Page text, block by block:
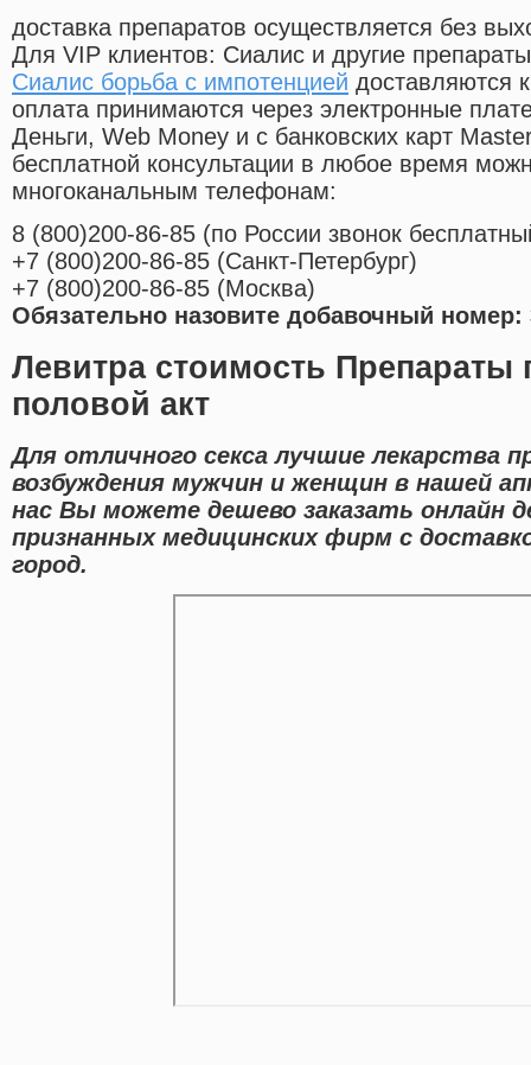
доставка препаратов осуществляется без
Для VIP клиентов: Сиалис и другие
Сиалис борьба с импотенцией доставляются
оплата принимаются через электронные
Деньги, Web Money и с банковских карт
бесплатной консультации в любое время
многоканальным телефонам:
8 (800)200-86-85 (по России звонок
+7 (800)200-86-85 (Санкт-Петербург)
+7 (800)200-86-85 (Москва)
Обязательно назовите добавочный номер:
Левитра стоимость
половой акт
Для отличного секса лучшие лекарства
возбуждения мужчин и женщин в нашей
нас Вы можете дешево заказать онлайн
признанных медицинских фирм с
город.